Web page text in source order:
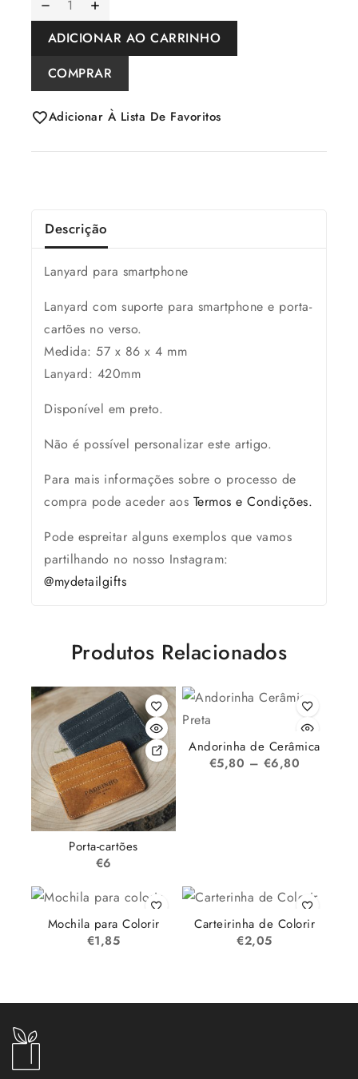
ADICIONAR AO CARRINHO
COMPRAR
Adicionar À Lista De Favoritos
Descrição
Lanyard para smartphone
Lanyard com suporte para smartphone e porta-
cartões no verso.
Medida: 57 x 86 x 4 mm
Lanyard: 420mm
Disponível em preto.
Não é possível personalizar este artigo.
Para mais informações sobre o processo de
compra pode aceder aos Termos e Condições.
Pode espreitar alguns exemplos que vamos
partilhando no nosso Instagram:
@mydetailgifts
Produtos Relacionados
Porta-cartões
€6
Andorinha de Cerâmica
€5,80 – €6,80
Mochila para Colorir
€1,85
Carteirinha de Colorir
€2,05